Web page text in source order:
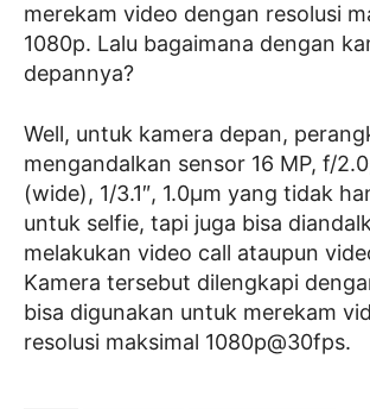
merekam video dengan resolusi
1080p. Lalu bagaimana dengan
depannya?
Well, untuk kamera depan,
mengandalkan sensor 16 MP, f/
(wide), 1/3.1″, 1.0µm yang tidak
untuk selfie, tapi juga bisa
melakukan video call ataupun
Kamera tersebut dilengkapi
bisa digunakan untuk merekam
resolusi maksimal 1080p@30fps.